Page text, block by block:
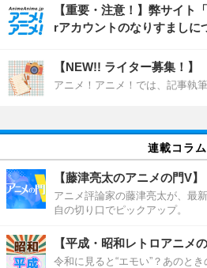
【重要・注意！】弊サイト
rアカウントのなりすましに
【NEW!! ライター募集！】
アニメ！アニメ！では、記事執
連載コラム
【藤津亮太のアニメの門V】
アニメ評論家の藤津亮太が、最
自の切り口でピックアップ。
【平成・昭和レトロアニメ
令和に見ると“エモい”？あのと